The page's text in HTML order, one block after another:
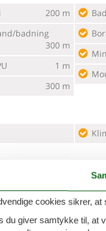
200 m
badning
300 m
1 m
300 m
cookies sikrer,
du giver samtykke til, at